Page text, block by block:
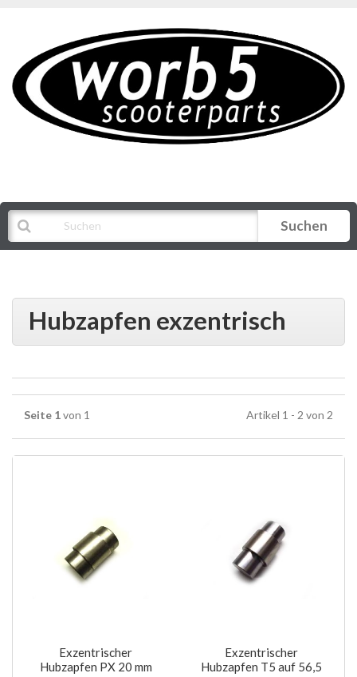
Suchen
Hubzapfen exzentrisch
Seite 1von 1 Artikel 1 - 2 von 2
Exzentrischer
Hubzapfen PX 20 mm
Exzentrischer
Hubzapfen T5 auf 56,5